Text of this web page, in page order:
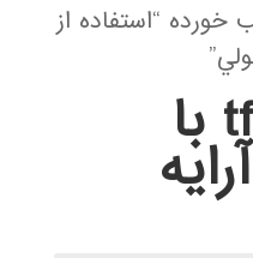
“استفاده از
استفاده از tf با